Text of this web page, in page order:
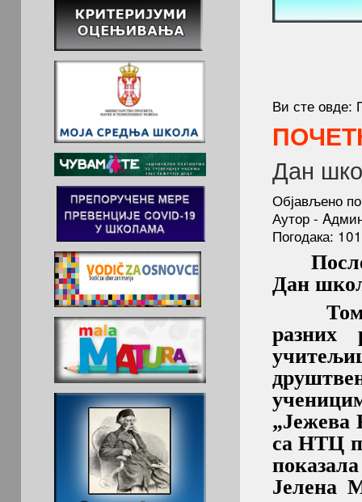
Ви сте овде:
Дан
Објављено
Аутор -
Погодака:
После
Дан
Том
разних
„Јежева
са НТЦ
Јелена